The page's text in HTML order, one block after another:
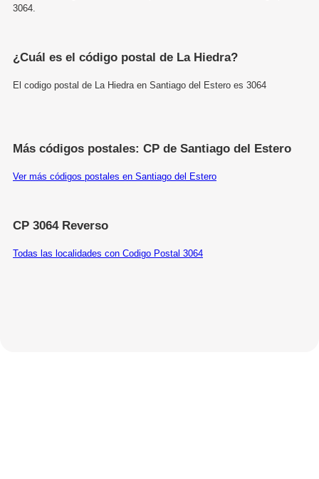
3064.
¿Cuál es el código postal de La Hiedra?
El codigo postal de La Hiedra en Santiago del Estero es 3064
Más códigos postales: CP de Santiago del Estero
Ver más códigos postales en Santiago del Estero
CP 3064 Reverso
Todas las localidades con Codigo Postal 3064